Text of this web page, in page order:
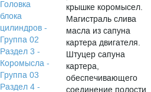
Головка
блока
цилиндров -
Группа 02
Раздел 3 -
Коромысла -
Группа 03
Раздел 4 -
крышке коромысел.
Магистраль слива
масла из сапуна
картера двигателя.
Штуцер сапуна
картера,
обеспечивающего